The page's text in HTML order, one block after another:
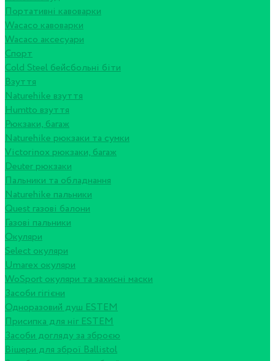
Портативні кавоварки
Wacaco кавоварки
Wacaco аксесуари
Спорт
Cold Steel бейсбольні біти
Взуття
Naturehike взуття
Humtto взуття
Рюкзаки, багаж
Naturehike рюкзаки та сумки
Victorinox рюкзаки, багаж
Deuter рюкзаки
Пальники та обладнання
Naturehike пальники
Quest газові балони
Газові пальники
Окуляри
Select окуляри
Umarex окуляри
WoSport окуляри та захисні маски
Засоби гігієни
Одноразовий душ ESTEM
Присипка для ніг ESTEM
Засоби догляду за зброєю
Вішери для зброї Ballistol